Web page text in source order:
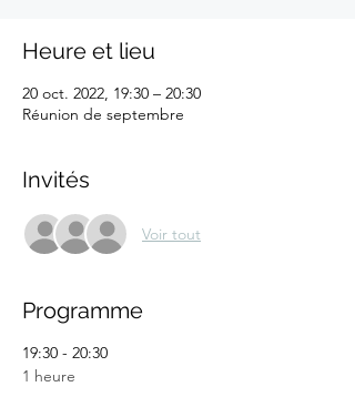
Heure et lieu
20 oct. 2022, 19:30 – 20:30
Réunion de septembre
Invités
Voir tout
Programme
19:30 - 20:30
1 heure